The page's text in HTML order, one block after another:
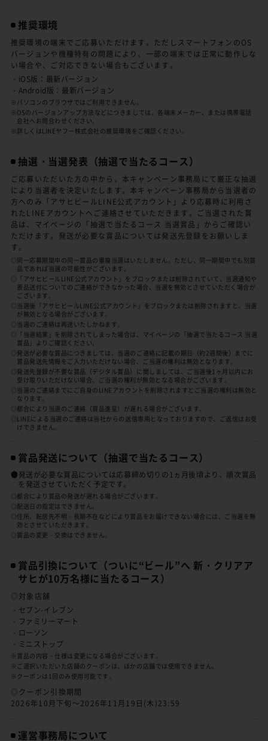
推奨環境
推奨環境の端末でご応募いただけます。ただしスマートフォンのOS
バージョンや機種特有の問題により、一部の端末では正常に動作しな
い場合や、ご対応できない場合もございます。
・iOS版：最新バージョン
・Android版：最新バージョン
※パソコンのブラウザではご利用できません。
※OSのバージョンアップ方法などにつきましては、各端末メーカー、または携帯電話
会社へお問合わせください。
※詳しくはLINEヤフー株式会社の推奨環境をご確認ください。
抽選・当選発表 （抽選で当たるコース）
ご応募いただいた方の中から、本キャンペーン事務局にて厳正な抽選
により当選者を決定いたします。本キャンペーン事務局から当選者の
方へのみ「アサヒビールLINE公式アカウント」より応募時に利用さ
れたLINEアカウントへご連絡させていただきます。ご当選された賞
品は、マイページの「抽選で当たるコース 当選賞品」からご確認い
ただけます。発送が必要な賞品については発送先登録をお願いしま
す。
◎同一応募期間中の同一賞品の重複当選はいたしません。ただし、同一期間中でも別賞
品であれば当選の可能性がございます。
◎「アサヒビールLINE公式アカウント」をブロックまたは削除されていて、当選通知や
景品送付についてのご連絡ができなかった場合、当選を無効とさせていただく場合が
ございます。
◎当選後「アサヒビールLINE公式アカウント」をブロックまたは削除されますと、当選
が無効となる場合がございます。
◎当選のご連絡は再送いたしかねます。
◎「当選結果」を削除されてしまった場合は、マイページの「抽選で当たるコース 当選
賞品」よりご確認ください。
◎発送が必要な賞品につきましては、当選のご連絡に記載の期日（約2週間後）までに
賞品発送先情報をご入力いただけない場合、ご当選の権利は無効となります。
◎発送先登録が不要な賞品（デジタル賞品）に関しましては、ご当選後1ヶ月以内にお
受け取りいただけない場合、ご当選の権利が無効となる場合がございます。
◎当選のご連絡までにご自身のLINEアカウントを削除されますとご当選の権利は無効と
なります。
◎都合により当選のご連絡（賞品進呈）が遅れる場合がございます。
◎LINEによる当選のご連絡は当社からの送信専用となっておりますので、ご返信はお受
けできません。
賞品発送について （抽選で当たるコース）
●発送が必要な賞品については応募締め切りの1ヵ月後頃より、順次賞品
を発送させていただく予定です。
◎都合により賞品の発送が遅れる場合がございます。
◎配送日の指定はできません。
◎住所、転居先不明・長期不在などにより賞品をお届けできない場合には、ご当選を無
効とさせていただきます。
◎賞品の変更・交換はできません。
賞品引換について （ついに“ビール”へ 新・クリアア
サヒが10万名様に当たるコース）
◎対象店舗
・セブン-イレブン
・ファミリーマート
・ローソン
・ミニストップ
※賞品の内容・仕様は変更になる場合がございます。
※ご選択いただいた店舗のクーポンは、ほかの店舗では使用できません。
※クーポンは1回のみ使用可能です。
◎クーポン引換期間
2026年10月下旬～2026年11月19日(木)23:59
運営事務局について